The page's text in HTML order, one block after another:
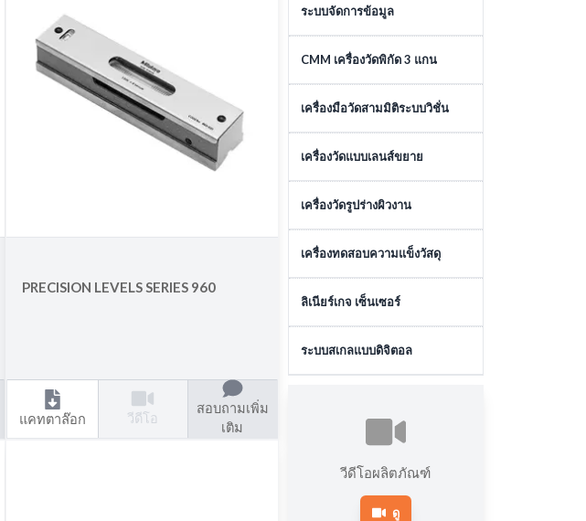
PRECISION LEVELS SERIES 960
แคทตาล๊อก วีดีโอ
สอบถามเพิ่ม
เติม
ระบบจัดการข้อมูล
ระบบจัดการข้อมูล
CMM เครื่องวัดพิกัด 3 แกน
เครื่องวัดสามมิติแบบอัตโนมัติ
เครื่องวัดสามมิติแบบแมนนวล
TRACKING
อุปกรณ์เสริมเครื่องวัดสามมิติ
ซอฟต์แวร์เครื่องวัดสามมิติ
เครื่องมือวัดสามมิติระบบวิชั่น
เครื่องวัดวิชั่นแบบอัตโนมัติ
เครื่องวัดวิชั่นแบบแมนนวล
XDIMENSUS 300
เครื่องวัดแบบเลนส์ขยาย
ไมโครสโคป
โปรไฟล์โปรเจคเตอร์
หน่วยประมวลผลข้อมูล
เครื่องวัดรูปร่างผิวงาน
เครื่องมือวัดความเรียบผิว
เครื่องมือวัดรูปร่าง
ซอฟต์แวร์เครื่องมือวัดความ
กลม
เครื่องทดสอบความแข็งวัสดุ
เครื่องทดสอบความแข็งแบบ
เครื่องทดสอบความแข็งแบบวิก
เกอร์
เครื่องวัดความแข็งแบบอื่นๆ
ลิเนียร์เกจ เซ็นเซอร์
เซนเซอร์ตรวจจับแบบสัมผัส
เซนเซอร์ตรวจจับแบบไม่สัมผัส
ระบบสเกลแบบดิจิตอล
วีดีโอผลิตภัณฑ์
ดู